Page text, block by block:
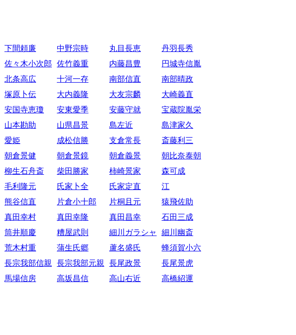
下間頼廉 中野宗時 丸目長恵
丹羽長秀
佐々木小次郎 佐竹義重 内藤昌豊
円城寺信胤
北条高広 十河一存 南部信直
南部晴政
塚原卜伝 大内義隆 大友宗麟
大崎義直
安国寺恵瓊 安東愛季 安藤守就
宝蔵院胤栄
山本勘助 山県昌景 島左近
島津家久
愛姫 成松信勝 支倉常長
斎藤利三
朝倉景健 朝倉景鏡 朝倉義景
朝比奈泰朝
柳生石舟斎 柴田勝家 柿崎景家
森可成
毛利隆元 氏家卜全 氏家定直
江
熊谷信直 片倉小十郎 片桐且元
猿飛佐助
真田幸村 真田幸隆 真田昌幸
石田三成
筒井順慶 糟屋武則 細川ガラシャ
細川幽斎
荒木村重 蒲生氏郷 蘆名盛氏
蜂須賀小六
長宗我部信親 長宗我部元親 長尾政景
長尾景虎
馬場信房 高坂昌信 高山右近
高橋紹運